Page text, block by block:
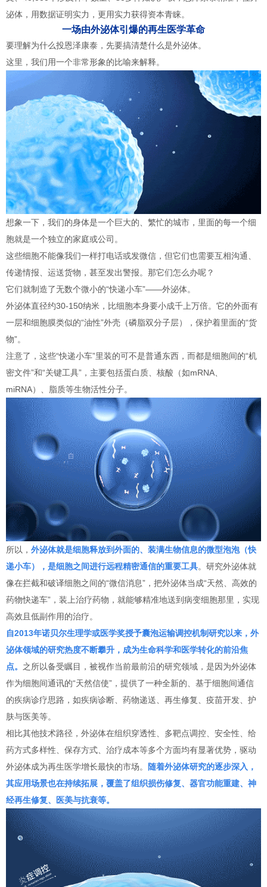
泌体，用数据证明实力，更用实力获得资本青睐。
一场由外泌体引爆的再生医学革命
要理解为什么投恩泽康泰，先要搞清楚什么是外泌体。
这里，我们用一个非常形象的比喻来解释。
想象一下，我们的身体是一个巨大的、繁忙的城市，里面的每一个细
胞就是一个独立的家庭或公司。
这些细胞不能像我们一样打电话或发微信，但它们也需要互相沟通、
传递情报、运送货物，甚至发出警报。那它们怎么办呢？
它们就制造了无数个微小的“快递小车”——外泌体。
外泌体直径约30-150纳米，比细胞本身要小成千上万倍。它的外面有
一层和细胞膜类似的“油性”外壳（磷脂双分子层），保护着里面的“货
物”。
注意了，这些“快递小车”里装的可不是普通东西，而都是细胞间的“机
密文件”和“关键工具”，主要包括蛋白质、核酸（如mRNA、
miRNA）、脂质等生物活性分子。
所以， 外泌体就是细胞释放到外面的、装满生物信息的微型泡泡（快
递小车），是细胞之间进行远程精密通信的重要工具。研究外泌体就
像在拦截和破译细胞之间的“微信消息”，把外泌体当成“天然、高效的
药物快递车”，装上治疗药物，就能够精准地送到病变细胞那里，实现
高效且低副作用的治疗。
自2013年诺贝尔生理学或医学奖授予囊泡运输调控机制研究以来，外
泌体领域的研究热度不断攀升，成为生命科学和医学转化的前沿焦
点。 之所以备受瞩目，被视作当前最前沿的研究领域，是因为外泌体
作为细胞间通讯的“天然信使”，提供了一种全新的、基于细胞间通信
的疾病诊疗思路，如疾病诊断、药物递送、再生修复、疫苗开发、护
肤与医美等。
相比其他技术路径，外泌体在组织穿透性、多靶点调控、安全性、给
药方式多样性、保存方式、治疗成本等多个方面均有显著优势，驱动
外泌体成为再生医学增长最快的市场。
随着外泌体研究的逐步深入，
其应用场景也在持续拓展，覆盖了组织损伤修复、器官功能重建、神
经再生修复、医美与抗衰等。